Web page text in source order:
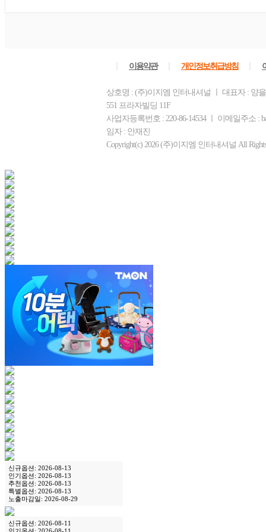
이용약관 개인정보취급방침
상호명 : (주)이지엠 인터내셔널 ㅣ 대표자 : 양
551 프라자빌딩 11F
사업자등록번호 : 220-86-14534 ㅣ 이메일주소 :
임자 : 안재진
Copyright(c) 2026 (주)이지엠 인터내셔널 All Rights
신규옵션: 2026-08-13
인기옵션: 2026-08-13
추천옵션: 2026-08-13
특별옵션: 2026-08-13
노출마감일: 2026-08-29
신규옵션: 2026-08-11